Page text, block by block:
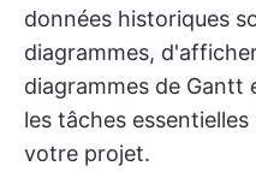
données historiques
diagrammes,
diagrammes de Gantt
les tâches
votre projet.